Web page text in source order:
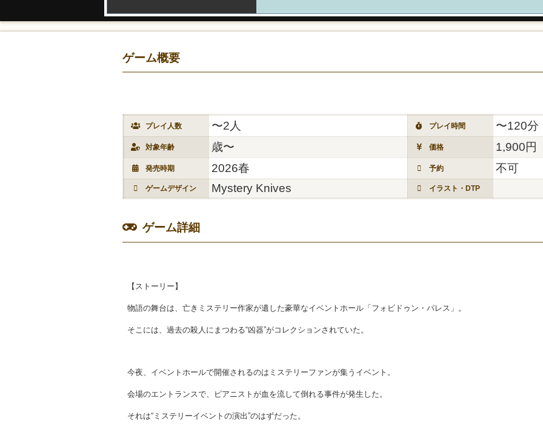
ゲーム概要
プレイ人数 〜2人 プレイ時間 〜120分
対象年齢 歳〜 価格 1,900円
発売時期 2026春 予約 不可
ゲームデザイン Mystery Knives イラスト・DTP
ゲーム詳細
【ストーリー】
物語の舞台は、亡きミステリー作家が遺した豪華なイベントホール「フォビドゥン・パレス」。
そこには、過去の殺人にまつわる“凶器”がコレクションされていた。
今夜、イベントホールで開催されるのはミステリーファンが集うイベント。
会場のエントランスで、ピアニストが血を流して倒れる事件が発生した。
それは“ミステリーイベントの演出”のはずだった。